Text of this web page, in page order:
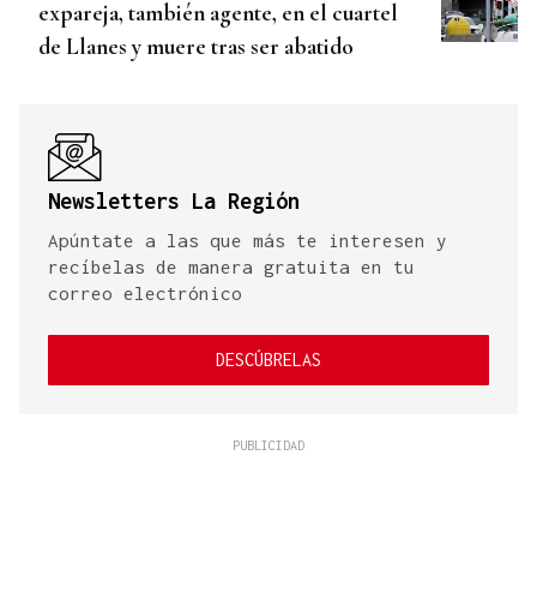
expareja, también agente, en el cuartel
de Llanes y muere tras ser abatido
Newsletters La Región
Apúntate a las que más te interesen y
recíbelas de manera gratuita en tu
correo electrónico
DESCÚBRELAS